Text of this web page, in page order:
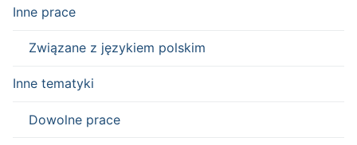
Inne prace
Związane z językiem polskim
Inne tematyki
Dowolne prace